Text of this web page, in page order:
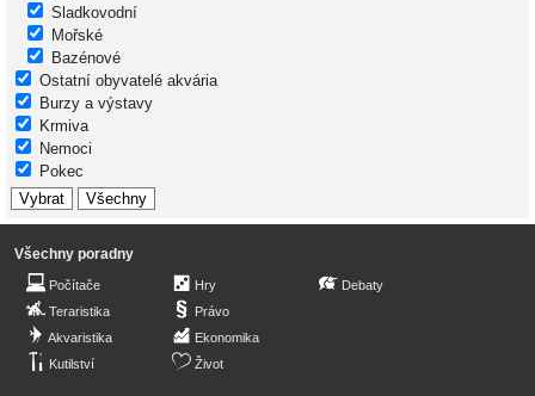
Sladkovodní
Mořské
Bazénové
Ostatní obyvatelé akvária
Burzy a výstavy
Krmiva
Nemoci
Pokec
Všechny poradny
Počítače
Teraristika
Akvaristika
Kutilství
Hry
Právo
Ekonomika
Život
Debaty